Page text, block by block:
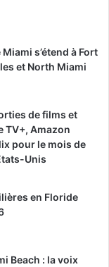
s’étend à Fort
et North Miami
de films et
TV+, Amazon
pour le mois de
Unis
en Floride
Beach : la voix